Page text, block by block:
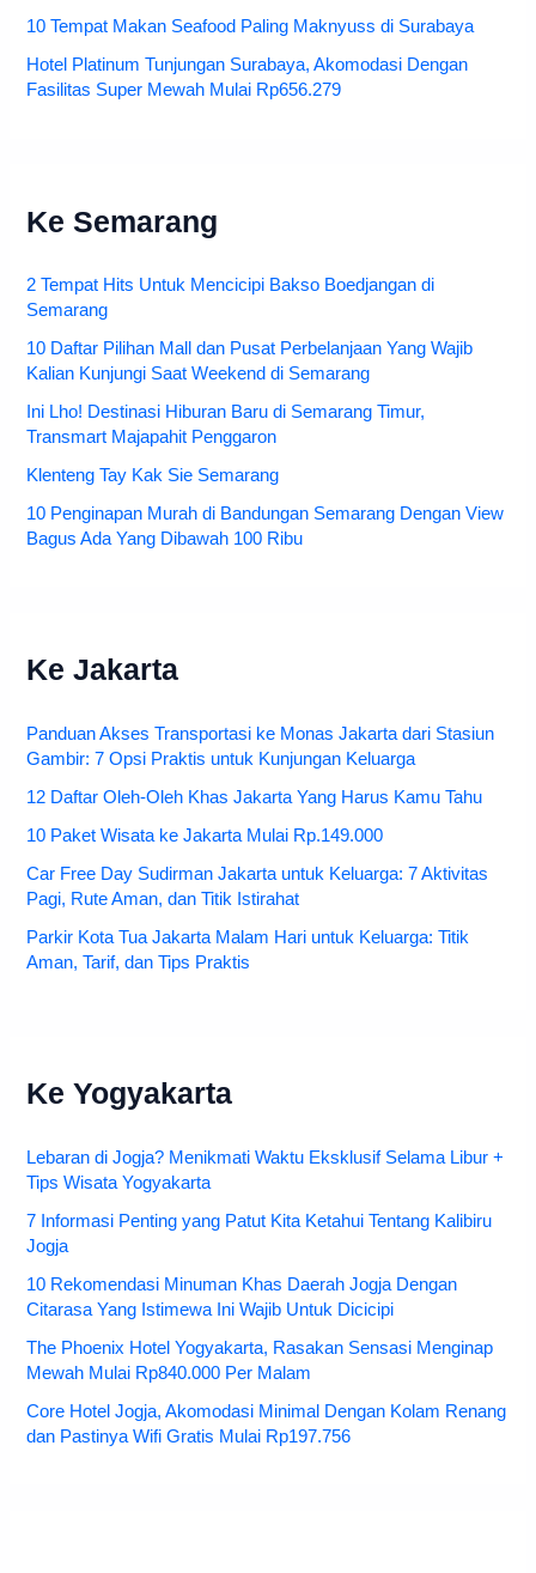
10 Tempat Makan Seafood Paling Maknyuss di Surabaya
Hotel Platinum Tunjungan Surabaya, Akomodasi Dengan
Fasilitas Super Mewah Mulai Rp656.279
Ke Semarang
2 Tempat Hits Untuk Mencicipi Bakso Boedjangan di
Semarang
10 Daftar Pilihan Mall dan Pusat Perbelanjaan Yang Wajib
Kalian Kunjungi Saat Weekend di Semarang
Ini Lho! Destinasi Hiburan Baru di Semarang Timur,
Transmart Majapahit Penggaron
Klenteng Tay Kak Sie Semarang
10 Penginapan Murah di Bandungan Semarang Dengan View
Bagus Ada Yang Dibawah 100 Ribu
Ke Jakarta
Panduan Akses Transportasi ke Monas Jakarta dari Stasiun
Gambir: 7 Opsi Praktis untuk Kunjungan Keluarga
12 Daftar Oleh-Oleh Khas Jakarta Yang Harus Kamu Tahu
10 Paket Wisata ke Jakarta Mulai Rp.149.000
Car Free Day Sudirman Jakarta untuk Keluarga: 7 Aktivitas
Pagi, Rute Aman, dan Titik Istirahat
Parkir Kota Tua Jakarta Malam Hari untuk Keluarga: Titik
Aman, Tarif, dan Tips Praktis
Ke Yogyakarta
Lebaran di Jogja? Menikmati Waktu Eksklusif Selama Libur +
Tips Wisata Yogyakarta
7 Informasi Penting yang Patut Kita Ketahui Tentang Kalibiru
Jogja
10 Rekomendasi Minuman Khas Daerah Jogja Dengan
Citarasa Yang Istimewa Ini Wajib Untuk Dicicipi
The Phoenix Hotel Yogyakarta, Rasakan Sensasi Menginap
Mewah Mulai Rp840.000 Per Malam
Core Hotel Jogja, Akomodasi Minimal Dengan Kolam Renang
dan Pastinya Wifi Gratis Mulai Rp197.756